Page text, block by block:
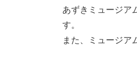
あずきミュージア
す。
また、ミュージア